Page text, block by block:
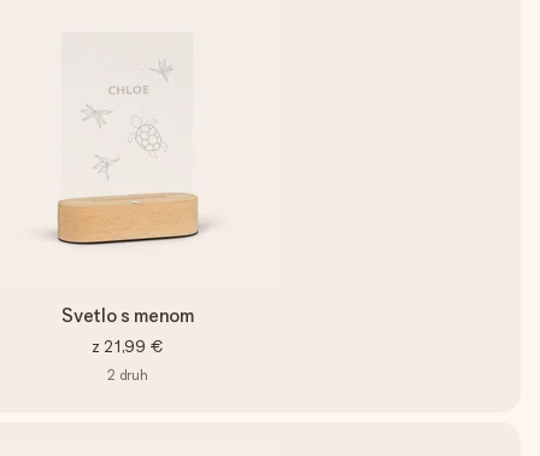
Svetlo s menom
z 21,99 €
2 druh